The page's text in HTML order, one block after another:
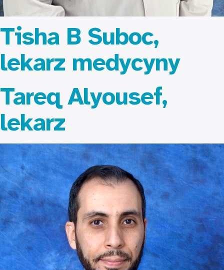
Tisha B Suboc,
lekarz medycyny
Tareq Alyousef,
lekarz